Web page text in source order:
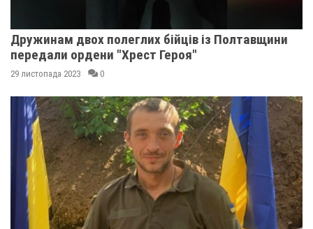
Дружинам двох полеглих бійців із Полтавщини
передали ордени "Хрест Героя"
29 листопада 2023 0